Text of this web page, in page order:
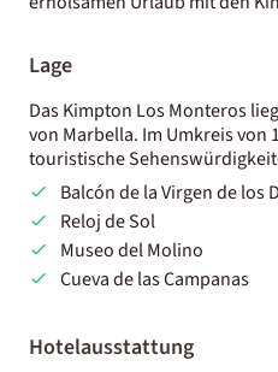
Lage
Das Kimpton Los Monteros
von Marbella. Im Umkreis von
touristische
Balcón de la Virgen de los
Reloj de Sol
Museo del Molino
Cueva de las Campanas
Hotelausstattung